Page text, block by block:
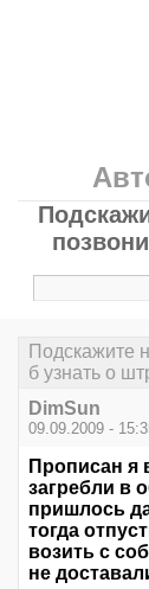
Подскажите
б узнать о
DimSun
09.09.2009 -
Прописан я
загребли в
пришлось
тогда
возить с
не